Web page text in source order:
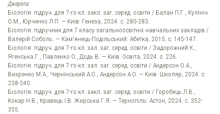
Джерела:
Біологія: підруч. для 7-го кл. закл. заг. серед. освіти / Балан П.Г., Кулініч
О.М., Юрченко Л.П. — Київ: Генеза, 2024. с. 280-283.
Біологія: підручник для 7 класу загальноосвітніх навчальних закладів /
Валерій Соболь. — Кам'янець-Подільський: Абетка, 2015, с. 145-147.
Біологія: підруч. для 7-го кл. зал. заг. серед. освіти / Задорожний К.,
Ягенська Г., Павленко О., Додь В. — Київ: Освіта, 2024. с. 226.
Біологія: підруч. для 7-го кл. зал. заг. серед. освіти / Андерсон О.А.,
Вихренко М.А., Чернінський А.О., Андерсон А.О. — Київ: Школяр, 2024. с.
238-240.
Біологія: підруч. для 7-го кл. закл. заг. серед. освіти / Горобець Л.В.,
Кокар Н.В., Кравець І.В. Жирська Г.Я. — Тернопіль: Астон, 2024. с. 352-
355.